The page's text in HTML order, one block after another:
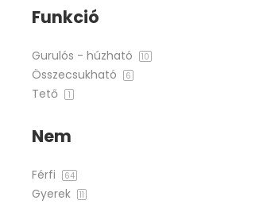
Funkció
Gurulós - húzható 10
Összecsukható 6
Tető 1
Nem
Férfi 64
Gyerek 11